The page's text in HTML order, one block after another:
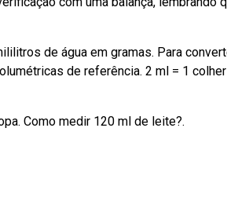
de água em gramas. Para
de referência. 2 ml = 1
Como medir 120 ml de leite?.